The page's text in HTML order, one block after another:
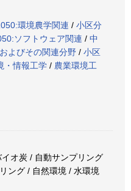
環境農学関連 / 小区分
ソフトウェア関連 / 中
よびその関連分野 / 小区
・情報工学 / 農業環境工
オ炭 / 自動サンプリング
ング / 自然環境 / 水環境